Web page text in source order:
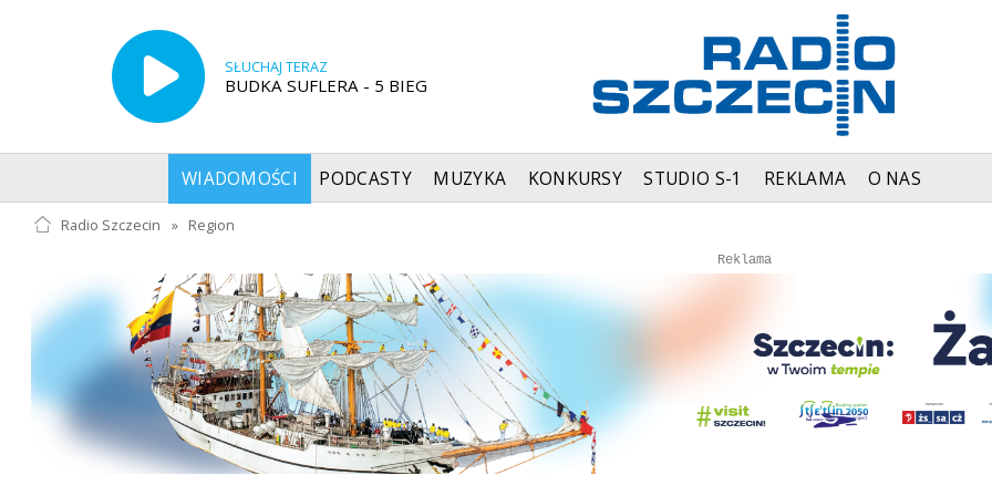
SŁUCHAJ TERAZ
BUDKA SUFLERA - 5 BIEG
WIADOMOŚCI PODCASTY MUZYKA KONKURSY STUDIO S-1 REKLAMA O NAS
Radio Szczecin » Region
Reklama
Autopromocja
Autopromocja